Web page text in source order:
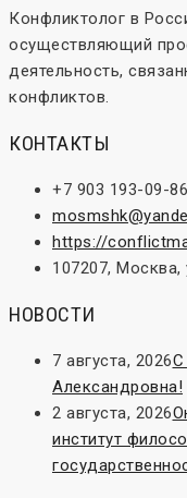
Конфликтолог в
осуществляющий
деятельность,
конфликтов.
КОНТАКТЫ
+7 903 193-09-86
https://
107207, Москва,
НОВОСТИ
7 августа, 2026С
Александровна!
2 августа, 2026
институт